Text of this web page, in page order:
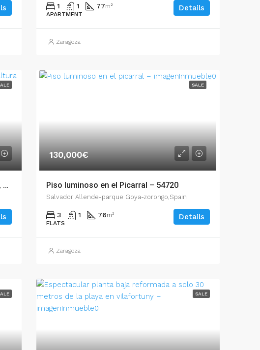
1 1 77m²
APARTMENT
Details
Zaragoza
Piso en venta junto al Ps. de la Ribera : luz, altura y el espacio que buscas en Zaragoza – 54681
SALE
130,000€
Piso luminoso en el Picarral – 54720
Salvador Allende-parque Goya-zorongo,Spain
3 1 76m²
FLATS
Details
Zaragoza
SALE